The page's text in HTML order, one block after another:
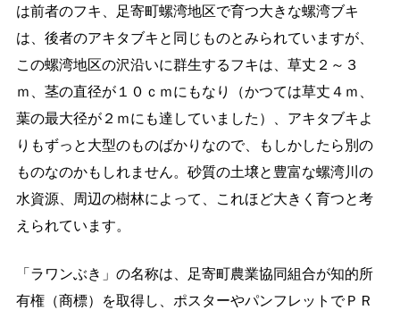
白 黒 黄 青
リセット
language
閉じる
は前者のフキ、足寄町螺湾地区で育つ大きな螺湾ブキ
は、後者のアキタブキと同じものとみられていますが、
この螺湾地区の沢沿いに群生するフキは、草丈２～３
ｍ、茎の直径が１０ｃｍにもなり（かつては草丈４ｍ、
葉の最大径が２ｍにも達していました）、アキタブキよ
りもずっと大型のものばかりなので、もしかしたら別の
ものなのかもしれません。砂質の土壌と豊富な螺湾川の
水資源、周辺の樹林によって、これほど大きく育つと考
えられています。
「ラワンぶき」の名称は、足寄町農業協同組合が知的所
有権（商標）を取得し、ポスターやパンフレットでＰＲ